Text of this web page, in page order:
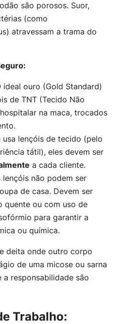
são porosos. Suor,
(como
) atravessam a trama do
ideal ouro (Gold Standard)
de TNT (Tecido Não
na maca, trocados
usa lençóis de tecido (pelo
tátil), eles devem ser
a cada cliente.
lençóis não podem ser
de casa. Devem ser
quente ou com uso de
para garantir a
ou química.
deita onde outro corpo
de uma micose ou sarna
a responsabilidade são
Trabalho: